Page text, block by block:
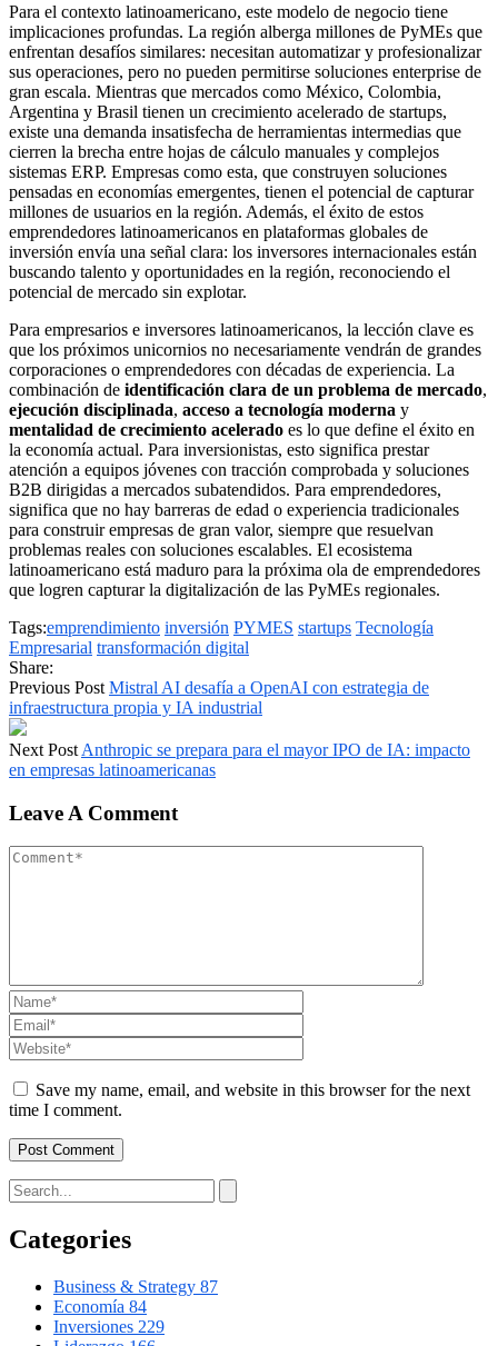
Para el contexto latinoamericano, este modelo de negocio tiene
implicaciones profundas. La región alberga millones de PyMEs que
enfrentan desafíos similares: necesitan automatizar y profesionalizar
sus operaciones, pero no pueden permitirse soluciones enterprise de
gran escala. Mientras que mercados como México, Colombia,
Argentina y Brasil tienen un crecimiento acelerado de startups,
existe una demanda insatisfecha de herramientas intermedias que
cierren la brecha entre hojas de cálculo manuales y complejos
sistemas ERP. Empresas como esta, que construyen soluciones
pensadas en economías emergentes, tienen el potencial de capturar
millones de usuarios en la región. Además, el éxito de estos
emprendedores latinoamericanos en plataformas globales de
inversión envía una señal clara: los inversores internacionales están
buscando talento y oportunidades en la región, reconociendo el
potencial de mercado sin explotar.
Para empresarios e inversores latinoamericanos, la lección clave es
que los próximos unicornios no necesariamente vendrán de grandes
corporaciones o emprendedores con décadas de experiencia. La
combinación de identificación clara de un problema de mercado,
ejecución disciplinada, acceso a tecnología moderna y
mentalidad de crecimiento acelerado es lo que define el éxito en
la economía actual. Para inversionistas, esto significa prestar
atención a equipos jóvenes con tracción comprobada y soluciones
B2B dirigidas a mercados subatendidos. Para emprendedores,
significa que no hay barreras de edad o experiencia tradicionales
para construir empresas de gran valor, siempre que resuelvan
problemas reales con soluciones escalables. El ecosistema
latinoamericano está maduro para la próxima ola de emprendedores
que logren capturar la digitalización de las PyMEs regionales.
Tags:emprendimiento inversión PYMES startups Tecnología
Empresarial transformación digital
Share:
Previous Post Mistral AI desafía a OpenAI con estrategia de
infraestructura propia y IA industrial
Next Post Anthropic se prepara para el mayor IPO de IA: impacto
en empresas latinoamericanas
Leave A Comment
Save my name, email, and website in this browser for the next
time I comment.
Categories
Business & Strategy 87
Economía 84
Inversiones 229